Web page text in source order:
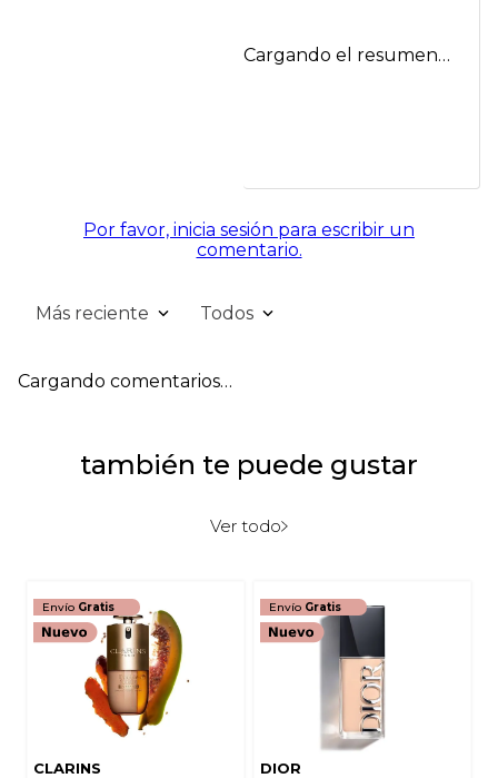
Cargando el resumen…
Por favor, inicia sesión para escribir un
comentario.
Más reciente Todos
Cargando comentarios…
también te puede gustar
Ver todo
Envío Gratis
CLARINS
Envío Gratis
DIOR